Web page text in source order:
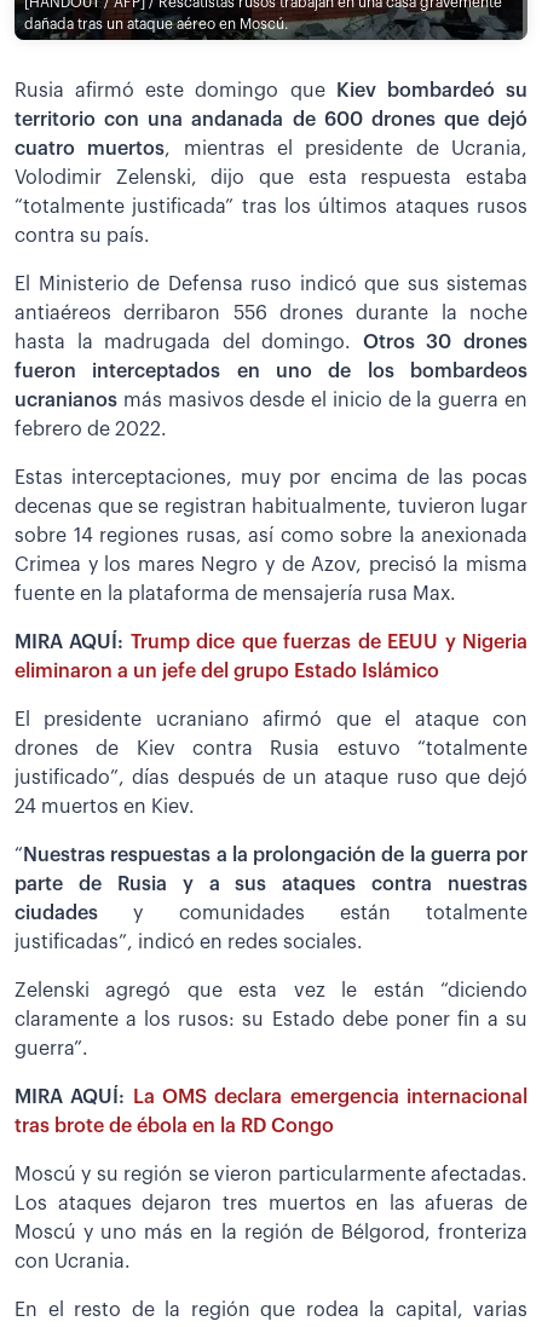
dañada tras un ataque aéreo en Moscú.
Rusia afirmó este domingo que
Kiev bombardeó su
territorio con una andanada de 600 drones que dejó
cuatro muertos, mientras el presidente de Ucrania,
Volodimir Zelenski, dijo que esta respuesta estaba
“totalmente justificada” tras los últimos ataques rusos
contra su país.
El Ministerio de Defensa ruso indicó que sus sistemas
antiaéreos derribaron 556 drones durante la noche
hasta la madrugada del domingo. Otros 30 drones
fueron interceptados en uno de los bombardeos
ucranianos más masivos desde el inicio de la guerra en
febrero de 2022.
Estas interceptaciones, muy por encima de las pocas
decenas que se registran habitualmente, tuvieron lugar
sobre 14 regiones rusas, así como sobre la anexionada
Crimea y los mares Negro y de Azov, precisó la misma
fuente en la plataforma de mensajería rusa Max.
MIRA AQUÍ: Trump dice que fuerzas de EEUU y Nigeria
eliminaron a un jefe del grupo Estado Islámico
El presidente ucraniano afirmó que el ataque con
drones de Kiev contra Rusia estuvo “totalmente
justificado”, días después de un ataque ruso que dejó
24 muertos en Kiev.
“ Nuestras respuestas a la prolongación de la guerra por
parte de Rusia y a sus ataques contra nuestras
ciudadesy comunidades están totalmente
justificadas”, indicó en redes sociales.
Zelenski agregó que esta vez le están “diciendo
claramente a los rusos: su Estado debe poner fin a su
guerra”.
MIRA AQUÍ:
La OMS declara emergencia internacional
tras brote de ébola en la RD Congo
Moscú y su región se vieron particularmente afectadas.
Los ataques dejaron tres muertos en las afueras de
Moscú y uno más en la región de Bélgorod, fronteriza
con Ucrania.
En el resto de la región que rodea la capital, varias